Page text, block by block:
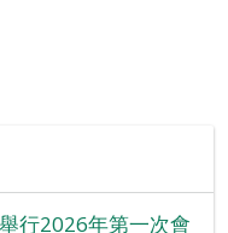
行2026年第一次會